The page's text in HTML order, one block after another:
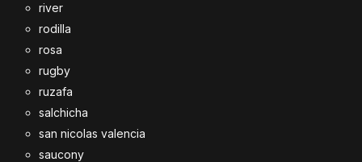
river
rodilla
rosa
rugby
ruzafa
salchicha
san nicolas valencia
saucony